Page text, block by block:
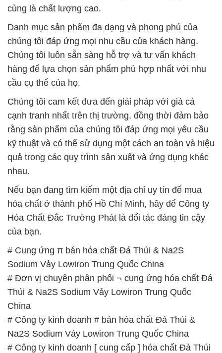
cùng là chất lượng cao.
Danh mục sản phẩm đa dạng và phong phú của
chúng tôi đáp ứng mọi nhu cầu của khách hàng.
Chúng tôi luôn sẵn sàng hỗ trợ và tư vấn khách
hàng để lựa chọn sản phẩm phù hợp nhất với nhu
cầu cụ thể của họ.
Chúng tôi cam kết đưa đến giải pháp với giá cả
cạnh tranh nhất trên thị trường, đồng thời đảm bảo
rằng sản phẩm của chúng tôi đáp ứng mọi yêu cầu
kỹ thuật và có thể sử dụng một cách an toàn và hiệu
quả trong các quy trình sản xuất và ứng dụng khác
nhau.
Nếu bạn đang tìm kiếm một địa chỉ uy tín để mua
hóa chất ở thành phố Hồ Chí Minh, hãy để Công ty
Hóa Chất Đắc Trường Phát là đối tác đáng tin cậy
của bạn.
# Cung ứng π bán hóa chất Đá Thúi & Na2S
Sodium Vảy Lowiron Trung Quốc China
# Đơn vị chuyên phân phối ¬ cung ứng hóa chất Đá
Thúi & Na2S Sodium Vảy Lowiron Trung Quốc
China
# Công ty kinh doanh # bán hóa chất Đá Thúi &
Na2S Sodium Vảy Lowiron Trung Quốc China
# Công ty kinh doanh [ cung cấp ] hóa chất Đá Thúi